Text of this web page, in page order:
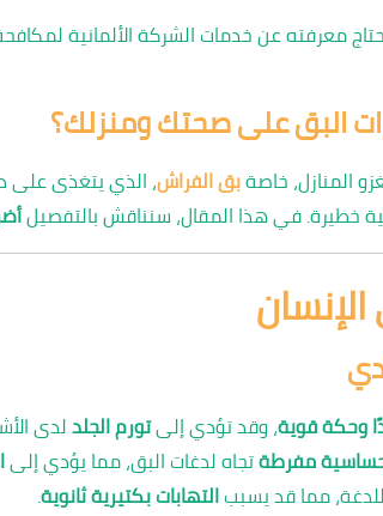
عن خدمات الشركة الألمانية لمكافحة
البق على صحتك ومنزلك؟
المنازل، خاصةبق الفراش، الذي يتغذى على
خطيرة. في هذا المقال، سنناقش بالتفصيل
وحكة قوية، وقد تؤدي إلىتورم الجلدلدى
مفرطةتجاه لدغات البق، مما يؤدي إلى
مما قد يسببالتهابات بكتيرية ثانوية.